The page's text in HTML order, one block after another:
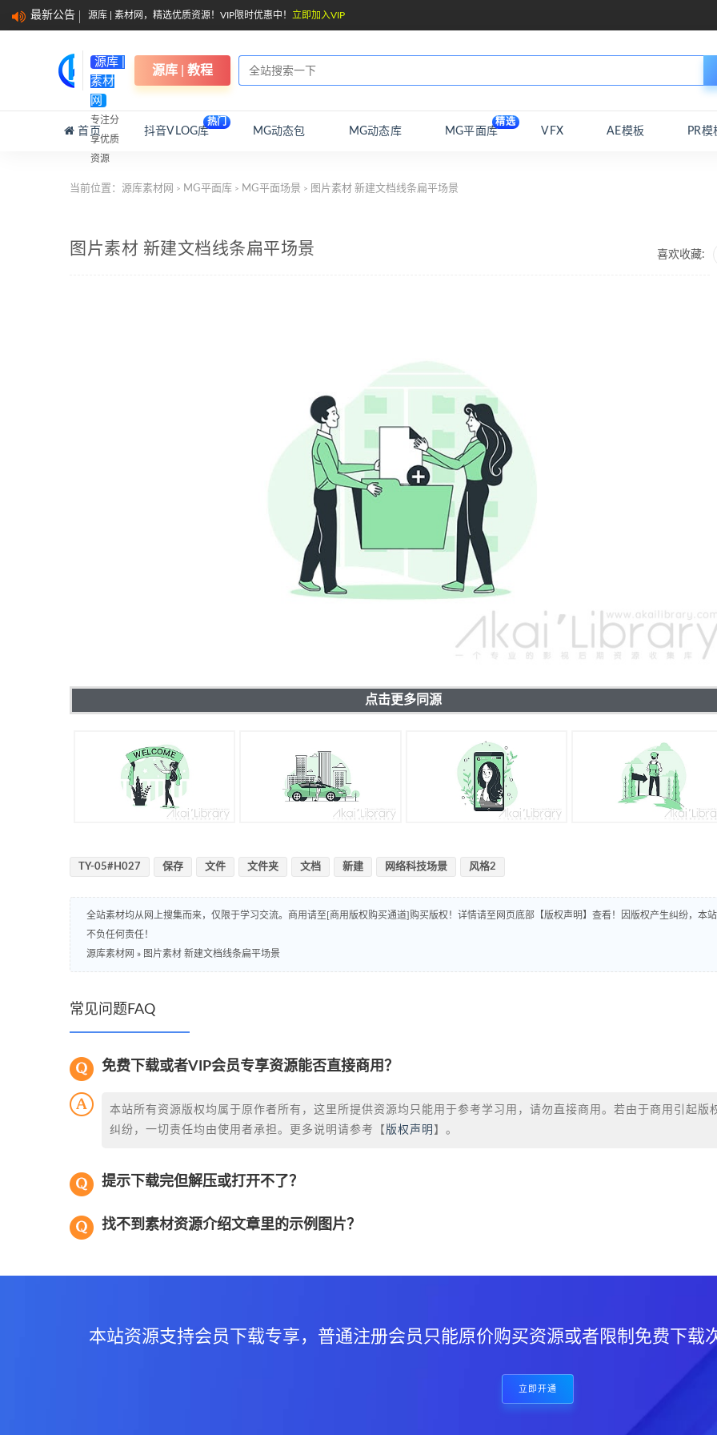
最新公告 源库 | 素材网，精选优质资源！VIP限时优惠中！ 立即加入VIP
源库 |
素材
网
专注分
享优质
资源
源库 | 教程
首页 抖音VLOG库
热门
MG动态包 MG动态库 MG平面库
精选
VFX AE模板 PR模
当前位置： 源库素材网 > MG平面库 > MG平面场景 > 图片素材 新建文档线条扁平场景
喜欢收藏:
图片素材 新建文档线条扁平场景
点击更多同源
TY-05#H027 保存 文件 文件夹 文档 新建 网络科技场景 风格2
全站素材均从网上搜集而来，仅限于学习交流。商用请至[商用版权购买通道]购买版权！详情请至网页底部【版权声明】查看！因版权产生纠纷，本站
不负任何责任！
源库素材网 » 图片素材 新建文档线条扁平场景
常见问题FAQ
免费下载或者VIP会员专享资源能否直接商用？
本站所有资源版权均属于原作者所有，这里所提供资源均只能用于参考学习用，请勿直接商用。若由于商用引起版
纠纷，一切责任均由使用者承担。更多说明请参考【 版权声明 】。
提示下载完但解压或打开不了？
找不到素材资源介绍文章里的示例图片？
本站资源支持会员下载专享，普通注册会员只能原价购买资源或者限制免费下载
立即开通